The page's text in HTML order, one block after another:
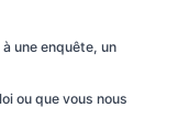
une enquête, un
ou que vous nous